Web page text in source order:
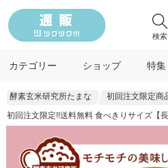
検索
カテゴリー ショップ 特集
酵素玄米研究所たまな
初回注文限定商
初回注文限定!!送料無料 食べきりサイズ【